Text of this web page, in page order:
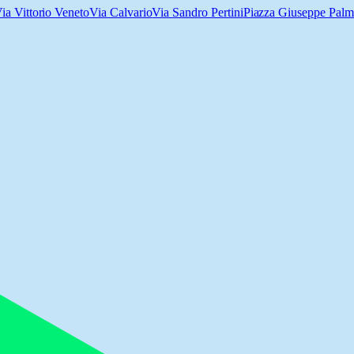
Vittorio VenetoVia CalvarioVia Sandro PertiniPiazza Giuseppe